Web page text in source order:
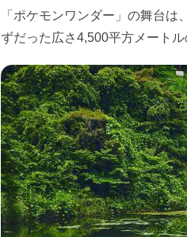
「ポケモンワンダー」の舞台
ずだった広さ4,500平方メートル